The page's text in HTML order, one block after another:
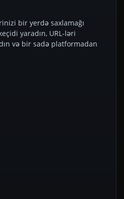
bir yerdə saxlamağı
yaradın, URL-ləri
və bir sadə platformadan